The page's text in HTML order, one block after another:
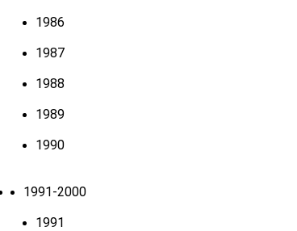
1986
1987
1988
1989
1990
1991-2000
1991